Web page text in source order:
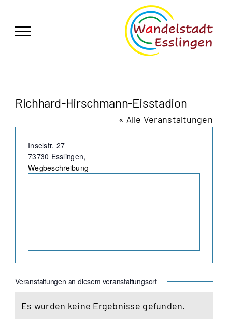
springen
Richhard-Hirschmann-Eisstadion
« Alle Veranstaltungen
Adresse
Inselstr. 27
73730 Esslingen,
Wegbeschreibung
Veranstaltungen an diesem veranstaltungsort
Hinweis
Es wurden keine Ergebnisse gefunden.